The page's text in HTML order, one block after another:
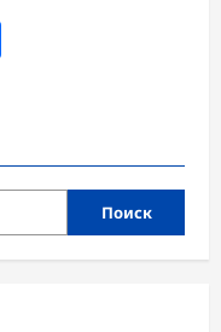
Поиск